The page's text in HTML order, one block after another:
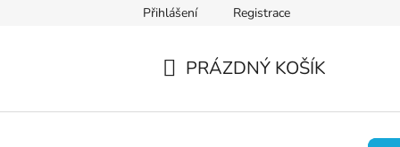
Přihlášení Registrace
PRÁZDNÝ KOŠÍK